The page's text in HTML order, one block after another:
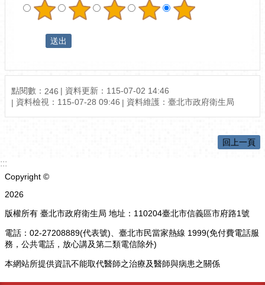
點閱數： 246
資料更新：115-07-02 14:46
資料檢視：115-07-28 09:46
資料維護：臺北市政府衛生局
回上一頁
:::
Copyright ©
2026
版權所有 臺北市政府衛生局 地址：110204臺北市信義區市府路1號
電話：02-27208889(代表號)、臺北市民當家熱線 1999(免付費電話服
務，公共電話，放心講及第二類電信除外)
本網站所提供資訊不能取代醫師之治療及醫師與病患之關係